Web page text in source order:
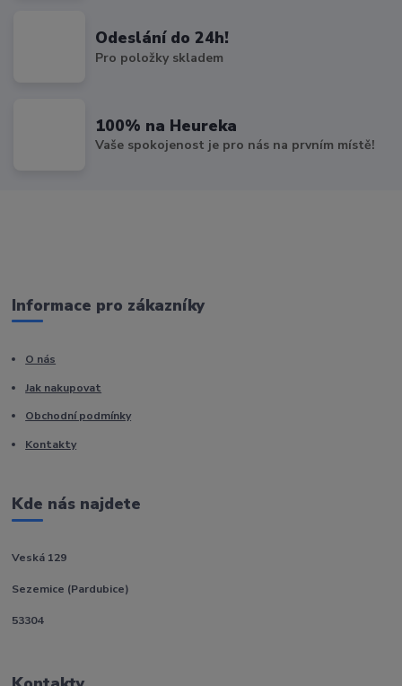
Odeslání do 24h!
Pro položky skladem
100% na Heureka
Vaše spokojenost je pro nás na prvním místě!
Informace pro zákazníky
O nás
Jak nakupovat
Obchodní podmínky
Kontakty
Kde nás najdete
Veská 129
Sezemice (Pardubice)
53304